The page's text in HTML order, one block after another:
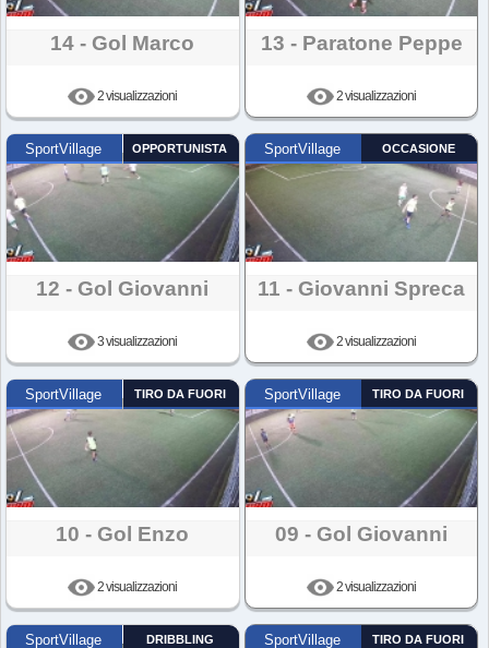
14 - Gol Marco
2 visualizzazioni
13 - Paratone Peppe
2 visualizzazioni
SportVillage OPPORTUNISTA
12 - Gol Giovanni
3 visualizzazioni
SportVillage OCCASIONE
11 - Giovanni Spreca
2 visualizzazioni
SportVillage TIRO DA FUORI
10 - Gol Enzo
2 visualizzazioni
SportVillage TIRO DA FUORI
09 - Gol Giovanni
2 visualizzazioni
SportVillage DRIBBLING SportVillage TIRO DA FUORI